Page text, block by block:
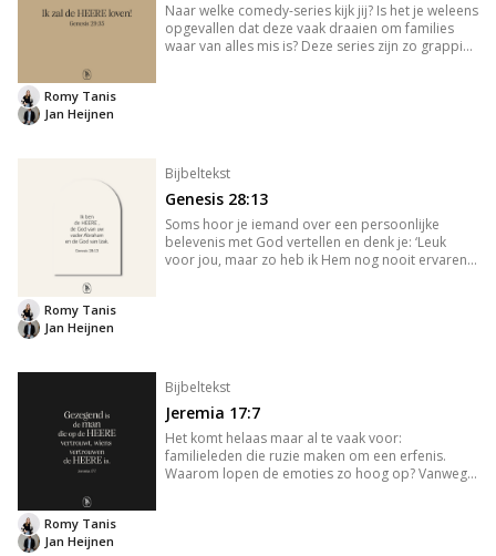
Naar welke comedy-series kijk jij? Is het je weleens
opgevallen dat deze vaak draaien om families
waar van alles mis is? Deze series zijn zo grappig,
Jan Heijnen
Romy Tanis
Bijbeltekst
Genesis 28:13
Soms hoor je iemand over een persoonlijke
belevenis met God vertellen en denk je: ‘Leuk
voor jou, maar zo heb ik Hem nog nooit ervaren.
Jan Heijnen
Romy Tanis
Bijbeltekst
Jeremia 17:7
Het komt helaas maar al te vaak voor:
familieleden die ruzie maken om een erfenis.
Waarom lopen de emoties zo hoog op? Vanwege
Jan Heijnen
Romy Tanis